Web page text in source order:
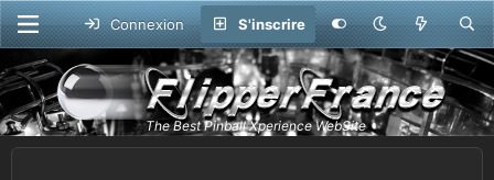
Connexion S'inscrire